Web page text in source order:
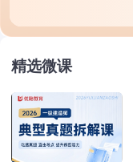
精选微课